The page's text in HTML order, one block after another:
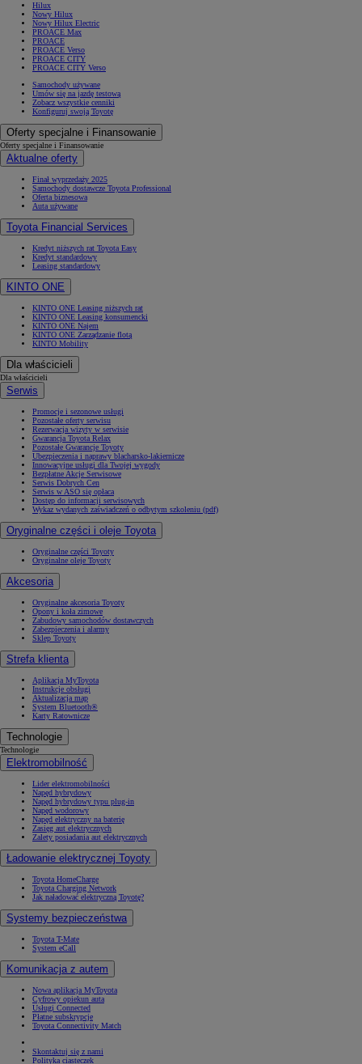
Hilux
Nowy Hilux
Nowy Hilux Electric
PROACE Max
PROACE
PROACE Verso
PROACE CITY
PROACE CITY Verso
Samochody używane
Umów się na jazdę testową
Zobacz wszystkie cenniki
Konfiguruj swoją Toyotę
Oferty specjalne i Finansowanie
Oferty specjalne i Finansowanie
Aktualne oferty
Finał wyprzedaży 2025
Samochody dostawcze Toyota Professional
Oferta biznesowa
Auta używane
Toyota Financial Services
Kredyt niższych rat Toyota Easy
Kredyt standardowy
Leasing standardowy
KINTO ONE
KINTO ONE Leasing niższych rat
KINTO ONE Leasing konsumencki
KINTO ONE Najem
KINTO ONE Zarządzanie flotą
KINTO Mobility
Dla właścicieli
Dla właścicieli
Serwis
Promocje i sezonowe usługi
Pozostałe oferty serwisu
Rezerwacja wizyty w serwisie
Gwarancja Toyota Relax
Pozostałe Gwarancje Toyoty
Ubezpieczenia i naprawy blacharsko-lakiernicze
Innowacyjne usługi dla Twojej wygody
Bezpłatne Akcje Serwisowe
Serwis Dobrych Cen
Serwis w ASO się opłaca
Dostęp do informacji serwisowych
Wykaz wydanych zaświadczeń o odbytym szkoleniu (pdf)
Oryginalne części i oleje Toyota
Oryginalne części Toyoty
Oryginalne oleje Toyoty
Akcesoria
Oryginalne akcesoria Toyoty
Opony i koła zimowe
Zabudowy samochodów dostawczych
Zabezpieczenia i alarmy
Sklep Toyoty
Strefa klienta
Aplikacja MyToyota
Instrukcje obsługi
Aktualizacja map
System Bluetooth®
Karty Ratownicze
Technologie
Technologie
Elektromobilność
Lider elektromobilności
Napęd hybrydowy
Napęd hybrydowy typu plug-in
Napęd wodorowy
Napęd elektryczny na baterię
Zasięg aut elektrycznych
Zalety posiadania aut elektrycznych
Ładowanie elektrycznej Toyoty
Toyota HomeCharge
Toyota Charging Network
Jak naładować elektryczną Toyotę?
Systemy bezpieczeństwa
Toyota T-Mate
System eCall
Komunikacja z autem
Nowa aplikacja MyToyota
Cyfrowy opiekun auta
Usługi Connected
Płatne subskrypcje
Toyota Connectivity Match
Skontaktuj się z nami
Polityka ciasteczek